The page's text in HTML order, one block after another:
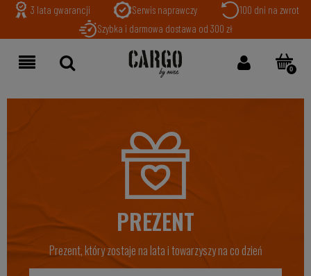
3 lata gwarancji Serwis naprawczy
100 dni na zwrot
Szybka i darmowa dostawa od 300 zł
PREZENT
Prezent, który zostaje na lata i towarzyszy na co dzień